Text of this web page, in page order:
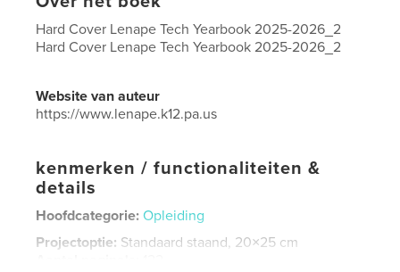
Hard Cover Lenape Tech Yearbook 2025-2026_2
Hard Cover Lenape Tech Yearbook 2025-2026_2
Website van auteur
https://www.lenape.k12.pa.us
kenmerken / functionaliteiten &
details
Hoofdcategorie: Opleiding
Projectoptie: Standaard staand, 20×25 cm